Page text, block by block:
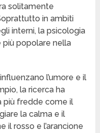
solitamente
in ambiti
interni, la psicologia
popolare nella
l’umore e il
la ricerca ha
più fredde come il
la calma e il
il rosso e l’arancione